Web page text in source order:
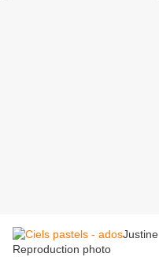
Justine
Reproduction photo